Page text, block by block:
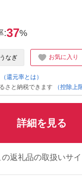
:37%
うなぎ お気に入り
（還元率とは）
さと納税できます
（控除上
詳細を見る
の返礼品の取扱いサイ